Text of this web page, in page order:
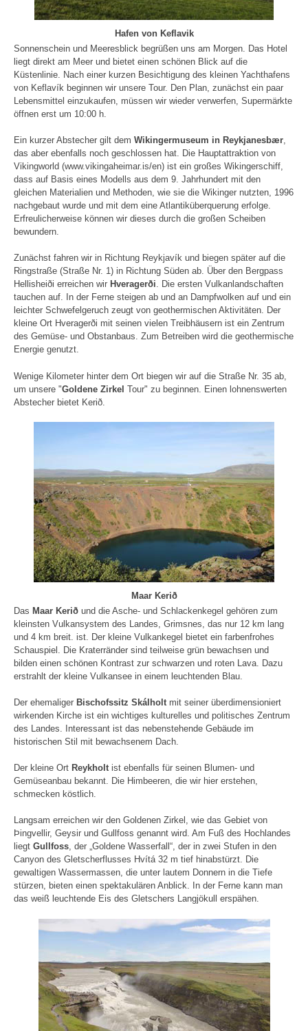
Hafen von Keflavik
Sonnenschein und Meeresblick begrüßen uns am Morgen. Das Hotel
liegt direkt am Meer und bietet einen schönen Blick auf die
Küstenlinie. Nach einer kurzen Besichtigung des kleinen Yachthafens
von Keflavík beginnen wir unsere Tour. Den Plan, zunächst ein paar
Lebensmittel einzukaufen, müssen wir wieder verwerfen, Supermärkte
öffnen erst um 10:00 h.
Ein kurzer Abstecher gilt dem Wikingermuseum in Reykjanesbær,
das aber ebenfalls noch geschlossen hat. Die Hauptattraktion von
Vikingworld (www.vikingaheimar.is/en) ist ein großes Wikingerschiff,
dass auf Basis eines Modells aus dem 9. Jahrhundert mit den
gleichen Materialien und Methoden, wie sie die Wikinger nutzten, 1996
nachgebaut wurde und mit dem eine Atlantiküberquerung erfolge.
Erfreulicherweise können wir dieses durch die großen Scheiben
bewundern.
Zunächst fahren wir in Richtung Reykjavík und biegen später auf die
Ringstraße (Straße Nr. 1) in Richtung Süden ab. Über den Bergpass
Hellisheiði erreichen wir Hveragerði. Die ersten Vulkanlandschaften
tauchen auf. In der Ferne steigen ab und an Dampfwolken auf und ein
leichter Schwefelgeruch zeugt von geothermischen Aktivitäten. Der
kleine Ort Hveragerði mit seinen vielen Treibhäusern ist ein Zentrum
des Gemüse- und Obstanbaus. Zum Betreiben wird die geothermische
Energie genutzt.
Wenige Kilometer hinter dem Ort biegen wir auf die Straße Nr. 35 ab,
um unsere "Goldene Zirkel Tour" zu beginnen. Einen lohnenswerten
Abstecher bietet Kerið.
Maar Kerið
Das Maar Kerið und die Asche- und Schlackenkegel gehören zum
kleinsten Vulkansystem des Landes, Grimsnes, das nur 12 km lang
und 4 km breit. ist. Der kleine Vulkankegel bietet ein farbenfrohes
Schauspiel. Die Kraterränder sind teilweise grün bewachsen und
bilden einen schönen Kontrast zur schwarzen und roten Lava. Dazu
erstrahlt der kleine Vulkansee in einem leuchtenden Blau.
Der ehemaliger Bischofssitz Skálholt mit seiner überdimensioniert
wirkenden Kirche ist ein wichtiges kulturelles und politisches Zentrum
des Landes. Interessant ist das nebenstehende Gebäude im
historischen Stil mit bewachsenem Dach.
Der kleine Ort Reykholt ist ebenfalls für seinen Blumen- und
Gemüseanbau bekannt. Die Himbeeren, die wir hier erstehen,
schmecken köstlich.
Langsam erreichen wir den Goldenen Zirkel, wie das Gebiet von
Þingvellir, Geysir und Gullfoss genannt wird. Am Fuß des Hochlandes
liegt Gullfoss, der „Goldene Wasserfall“, der in zwei Stufen in den
Canyon des Gletscherflusses Hvítá 32 m tief hinabstürzt. Die
gewaltigen Wassermassen, die unter lautem Donnern in die Tiefe
stürzen, bieten einen spektakulären Anblick. In der Ferne kann man
das weiß leuchtende Eis des Gletschers Langjökull erspähen.